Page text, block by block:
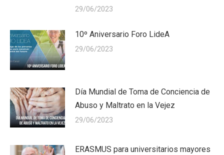
29/06/2023
10º Aniversario Foro LideA
29/06/2023
Día Mundial de Toma de Conciencia de
Abuso y Maltrato en la Vejez
29/06/2023
ERASMUS para universitarios mayores